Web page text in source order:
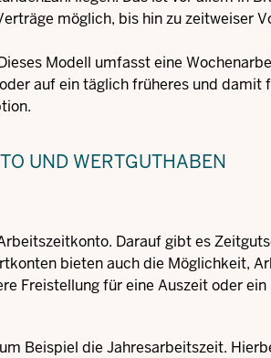
möglich, bis hin zu zeitweiser
Modell umfasst eine
auf ein täglich früheres und
UND WERTGUTHABEN
Darauf gibt es
bieten auch die Möglichkeit,
Freistellung für eine Auszeit oder
Beispiel die Jahresarbeitszeit.